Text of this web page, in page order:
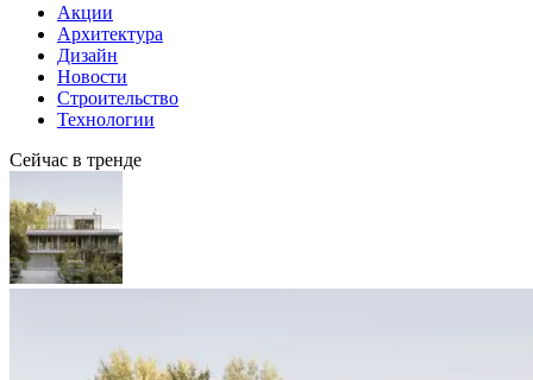
Акции
Архитектура
Дизайн
Новости
Строительство
Технологии
Сейчас в тренде